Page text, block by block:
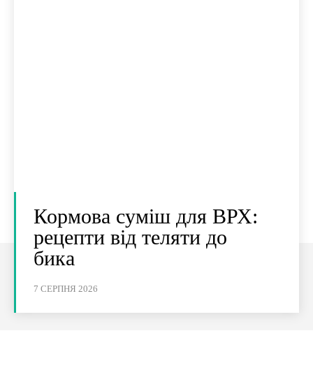
Кормова суміш для ВРХ:
рецепти від теляти до
бика
7 СЕРПНЯ 2026